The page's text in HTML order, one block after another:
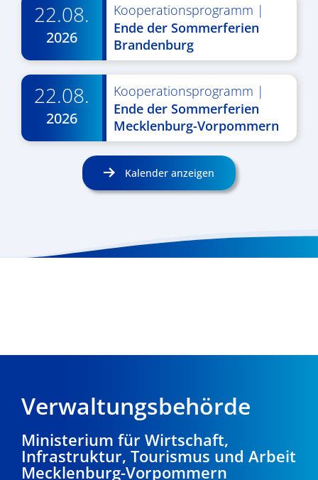
22.08.
2026
Kooperationsprogramm |
Ende der Sommerferien
Brandenburg
22.08.
2026
Kooperationsprogramm |
Ende der Sommerferien
Mecklenburg-Vorpommern
Kalender anzeigen
Verwaltungsbehörde
Ministerium für Wirtschaft,
Infrastruktur, Tourismus und Arbeit
Mecklenburg-Vorpommern